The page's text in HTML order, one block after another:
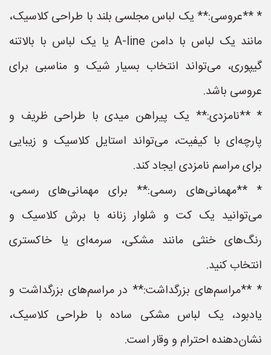
* **عروسی:** یک لباس مجلسی بلند با طراحی کلاسیک،
مانند یک لباس با دامن A-line یا یک لباس با بالاتنه
گیپوری، می‌تواند انتخاب بسیار شیک و مناسبی برای
عروسی باشد.
* **نامزدی:** یک پیراهن میدی با طراحی ظریف و
پارچه‌ای با کیفیت، می‌تواند استایل کلاسیک و زیبایی
برای مراسم نامزدی ایجاد کند.
* **مهمانی‌های رسمی:** برای مهمانی‌های رسمی،
می‌توانید یک کت و شلوار زنانه با برش کلاسیک و
رنگ‌های خنثی مانند مشکی، سرمه‌ای یا خاکستری
انتخاب کنید.
* **مراسم‌های بزرگداشت:** در مراسم‌های بزرگداشت و
یادبود، یک لباس مشکی ساده با طراحی کلاسیک،
نشان‌دهنده احترام و وقار است.